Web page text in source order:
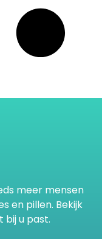
meer mensen
en pillen. Bekijk
u past.